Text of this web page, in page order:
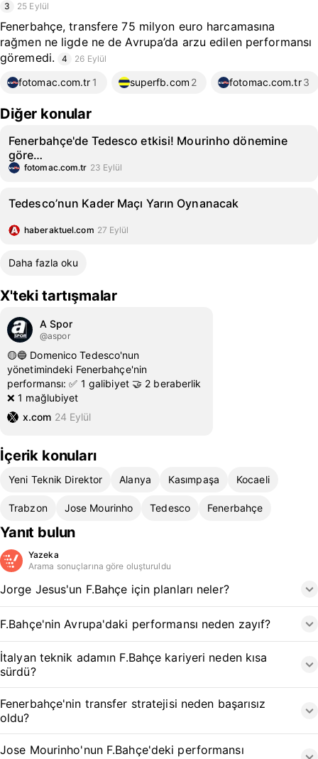
3 25 Eylül
Fenerbahçe, transfere 75 milyon euro harcamasına
rağmen ne ligde ne de Avrupa’da arzu edilen performansı
göremedi.
4 26 Eylül
fotomac.com.tr 1 superfb.com 2 fotomac.com.tr3
Diğer konular
Fenerbahçe'de Tedesco etkisi! Mourinho dönemine
göre…
fotomac.com.tr 23 Eylül
Tedesco’nun Kader Maçı Yarın Oynanacak
haberaktuel.com 27 Eylül
Daha fazla oku
X'teki tartışmalar
A Spor
@aspor
🟡🔵 Domenico Tedesco'nun
yönetimindeki Fenerbahçe'nin
performansı: ✅ 1 galibiyet 🤝 2 beraberlik
❌ 1 mağlubiyet
x.com 24 Eylül
İçerik konuları
Yeni Teknik Direktor Alanya Kasımpaşa Kocaeli
Trabzon Jose Mourinho Tedesco Fenerbahçe
Yanıt bulun
Yazeka
Arama sonuçlarına göre oluşturuldu
Jorge Jesus'un F.Bahçe için planları neler?
F.Bahçe'nin Avrupa'daki performansı neden zayıf?
İtalyan teknik adamın F.Bahçe kariyeri neden kısa
sürdü?
Fenerbahçe'nin transfer stratejisi neden başarısız
oldu?
Jose Mourinho'nun F.Bahçe'deki performansı